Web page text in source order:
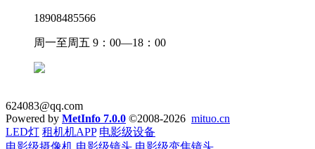
18908485566
周一至周五 9：00—18：00
624083@qq.com
Powered by MetInfo 7.0.0 ©2008-2026 mituo.cn
LED灯 租机机APP 电影级设备